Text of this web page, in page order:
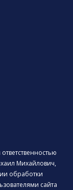
Михайлович,
обработки
сайта